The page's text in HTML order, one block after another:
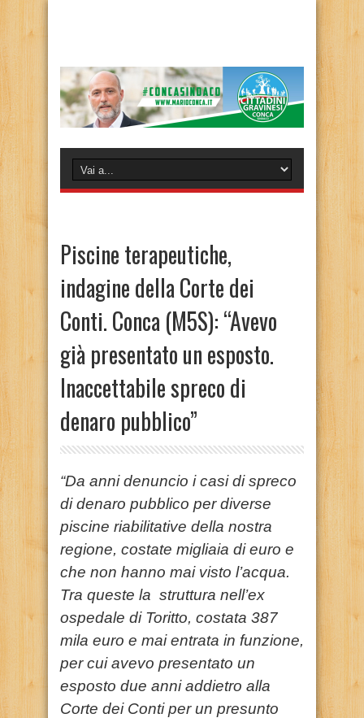
Piscine terapeutiche,
indagine della Corte dei
Conti. Conca (M5S): “Avevo
già presentato un esposto.
Inaccettabile spreco di
denaro pubblico”
“Da anni denuncio i casi di spreco
di denaro pubblico per diverse
piscine riabilitative della nostra
regione, costate migliaia di euro e
che non hanno mai visto l’acqua.
Tra queste la struttura nell’ex
ospedale di Toritto, costata 387
mila euro e mai entrata in funzione,
per cui avevo presentato un
esposto due anni addietro alla
Corte dei Conti per un presunto